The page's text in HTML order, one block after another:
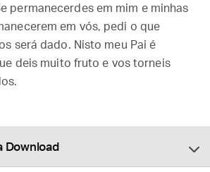
permanecerdes em mim e minhas
em vós, pedi o que
será dado. Nisto meu Pai é
deis muito fruto e vos torneis
Download